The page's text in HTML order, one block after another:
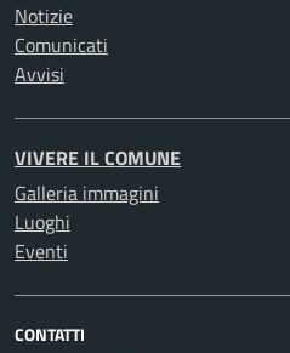
Notizie
Comunicati
Avvisi
VIVERE IL COMUNE
Galleria immagini
Luoghi
Eventi
CONTATTI